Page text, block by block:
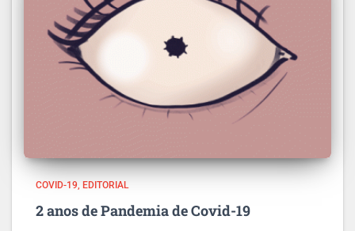
COVID-19 EDITORIAL
2 anos de Pandemia de Covid-19